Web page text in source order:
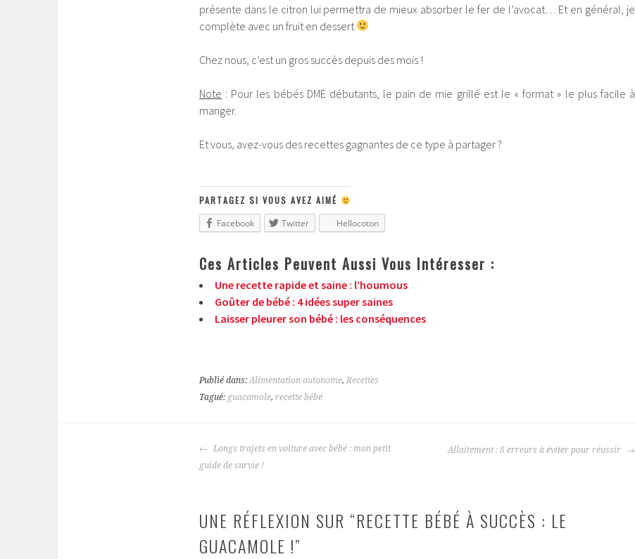
présente dans le citron lui permettra de mieux absorber le fer de l’avocat… Et en général, je
complète avec un fruit en dessert
Chez nous, c’est un gros succès depuis des mois !
Note : Pour les bébés DME débutants, le pain de mie grillé est le « format » le plus facile à
manger.
Et vous, avez-vous des recettes gagnantes de ce type à partager ?
PARTAGEZ SI VOUS AVEZ AIMÉ
Facebook
Twitter Hellocoton
Ces Articles Peuvent Aussi Vous Intéresser :
Une recette rapide et saine : l’houmous
Goûter de bébé : 4 idées super saines
Laisser pleurer son bébé : les conséquences
Publié dans:Alimentation autonome,Recettes
Tagué: guacamole, recette bébé
NAVIGATION
DES
Longs trajets en voiture avec bébé : mon petit
guide de survie !
Allaitement : 8 erreurs à éviter pour réussir
UNE RÉFLEXION SUR “RECETTE BÉBÉ À SUCCÈS : LE
GUACAMOLE !”